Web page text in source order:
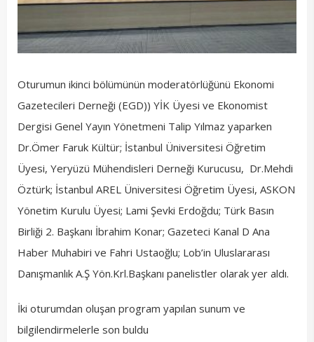
Oturumun ikinci bölümünün moderatörlüğünü Ekonomi
Gazetecileri Derneği (EGD)) YİK Üyesi ve Ekonomist
Dergisi Genel Yayın Yönetmeni Talip Yılmaz yaparken
Dr.Ömer Faruk Kültür; İstanbul Üniversitesi Öğretim
Üyesi, Yeryüzü Mühendisleri Derneği Kurucusu, Dr.Mehdi
Öztürk; İstanbul AREL Üniversitesi Öğretim Üyesi, ASKON
Yönetim Kurulu Üyesi; Lami Şevki Erdoğdu; Türk Basın
Birliği 2. Başkanı İbrahim Konar; Gazeteci Kanal D Ana
Haber Muhabiri ve Fahri Ustaoğlu; Lob’in Uluslararası
Danışmanlık A.Ş Yön.Krl.Başkanı panelistler olarak yer aldı.
İki oturumdan oluşan program yapılan sunum ve
bilgilendirmelerle son buldu